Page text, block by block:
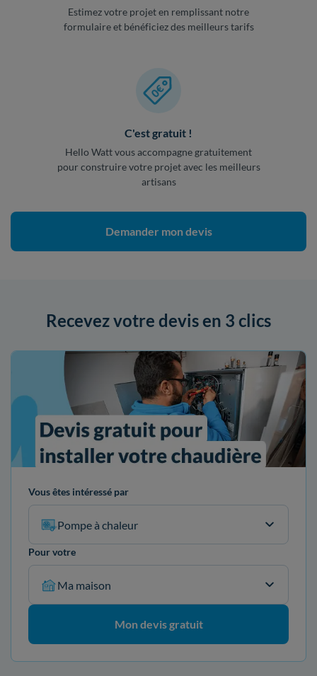
Estimez votre projet en remplissant notre
formulaire et bénéficiez des meilleurs tarifs
C'est gratuit !
Hello Watt vous accompagne gratuitement
pour construire votre projet avec les meilleurs
artisans
Demander mon devis
Recevez votre devis en 3 clics
Vous êtes intéressé par
Pompe à chaleur
Pour votre
Ma maison
Mon devis gratuit